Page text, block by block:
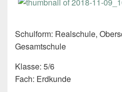
Schulform: Realschule,
Gesamtschule
Klasse: 5/6
Fach: Erdkunde